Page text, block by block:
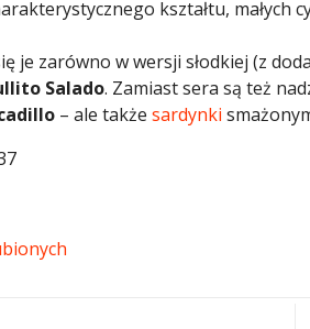
kształtu, małych
je zarówno w wersji słodkiej (z
Salado. Zamiast sera są też
– ale także sardynki